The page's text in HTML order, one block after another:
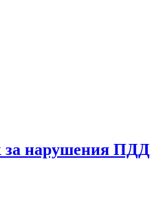
за нарушения ПДД